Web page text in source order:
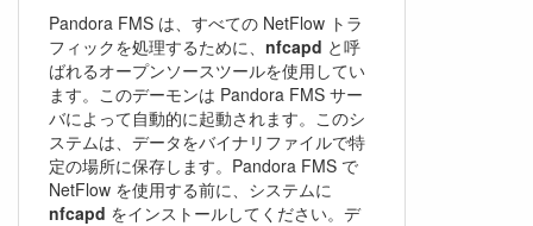
Pandora FMS は、すべての NetFlow トラ
フィックを処理するために、 nfcapd と呼
ばれるオープンソースツールを使用してい
ます。このデーモンは Pandora FMS サー
バによって自動的に起動されます。このシ
ステムは、データをバイナリファイルで特
定の場所に保存します。Pandora FMS で
NetFlow を使用する前に、システムに
nfcapd をインストールしてください。デ